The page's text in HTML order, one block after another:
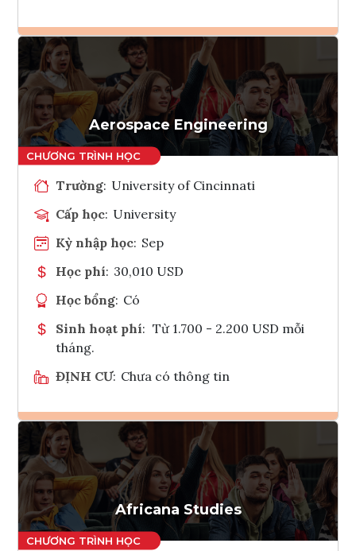
Ghi danh
Tham vấn Interlink
Aerospace Engineering
Trường: University of Cincinnati
Cấp học: University
Kỳ nhập học: Sep
Học phí: 30,010 USD
Học bổng: Có
Sinh hoạt phí: Từ 1.700 - 2.200 USD mỗi
tháng.
ĐỊNH CƯ: Chưa có thông tin
Ghi danh
Tham vấn Interlink
Africana Studies